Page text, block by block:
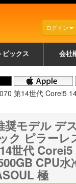
ログイン
ピックス 会社
第14世代 Corei5
奨モデル デ
ク ピラーレ
世代 Corei5
CPU水
極